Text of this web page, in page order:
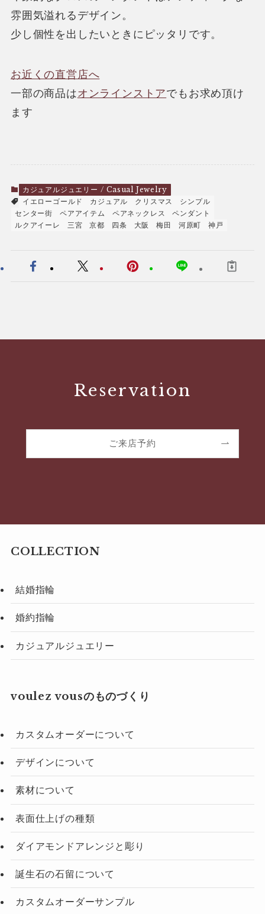
雰囲気溢れるデザイン。
少し個性を出したいときにピッタリです。
お近くの直営店へ
一部の商品はオンラインストアでもお求め頂け
ます
カジュアルジュエリー / Casual Jewelry
イエローゴールド
カジュアル クリスマス
シンプル
センター街
ペアアイテム ペアネックレス
ペンダント
ルクアイーレ
三宮 京都 四条 大阪 梅田 河原町 神戸
Reservation
ご来店予約
COLLECTION
結婚指輪
婚約指輪
カジュアルジュエリー
voulez vousのものづくり
カスタムオーダーについて
デザインについて
素材について
表面仕上げの種類
ダイアモンドアレンジと彫り
誕生石の石留について
カスタムオーダーサンプル